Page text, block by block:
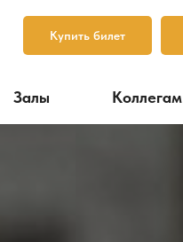
Купить билет
Залы Коллегам